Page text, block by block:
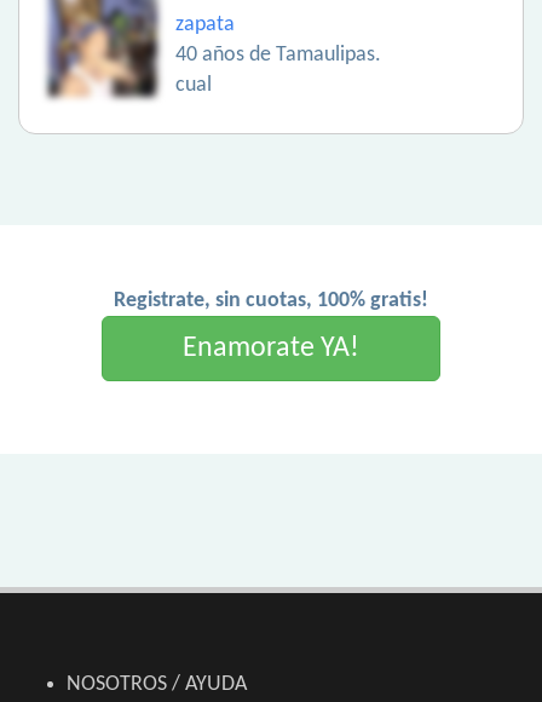
zapata
40 años de Tamaulipas.
cual
Registrate, sin cuotas, 100% gratis!
Enamorate YA!
NOSOTROS / AYUDA